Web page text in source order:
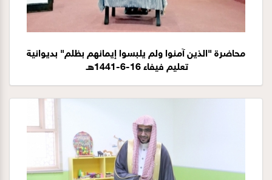
محاضرة "الذين آمنوا ولم يلبسوا إيمانهم بظلم" بديوانية
تعليم فيفاء 16-6-1441هـ